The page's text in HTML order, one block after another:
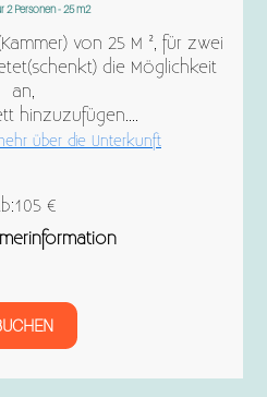
2 Personen - 25 m2
von 25 M ², für zwei
die Möglichkeit
an,
hinzuzufügen....
über die Unterkunft
€